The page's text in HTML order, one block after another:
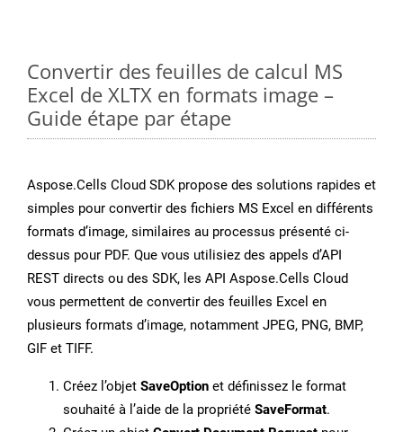
Convertir des feuilles de calcul MS
Excel de XLTX en formats image –
Guide étape par étape
Aspose.Cells Cloud SDK propose des solutions rapides et
simples pour convertir des fichiers MS Excel en différents
formats d’image, similaires au processus présenté ci-
dessus pour PDF. Que vous utilisiez des appels d’API
REST directs ou des SDK, les API Aspose.Cells Cloud
vous permettent de convertir des feuilles Excel en
plusieurs formats d’image, notamment JPEG, PNG, BMP,
GIF et TIFF.
Créez l’objet SaveOption et définissez le format
souhaité à l’aide de la propriété SaveFormat.